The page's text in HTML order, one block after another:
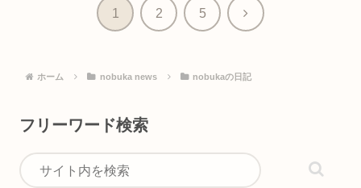
1 2 5 次
ホーム nobuka news nobukaの日記
フリーワード検索